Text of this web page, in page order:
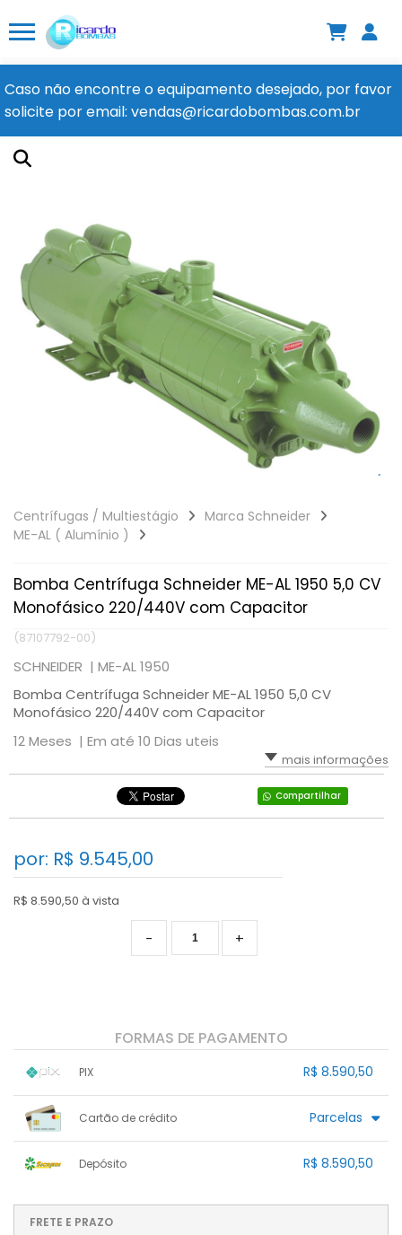
Caso não encontre o equipamento desejado, por favor
solicite por email: vendas@ricardobombas.com.br
Centrífugas / Multiestágio
Marca Schneider
ME-AL ( Alumínio )
Bomba Centrífuga Schneider ME-AL 1950 5,0 CV
Monofásico 220/440V com Capacitor
(87107792-00)
SCHNEIDER | ME-AL 1950
Bomba Centrífuga Schneider ME-AL 1950 5,0 CV
Monofásico 220/440V com Capacitor
12 Meses | Em até 10 Dias uteis
mais informações
Compartilhar
por: R$ 9.545,00
R$ 8.590,50 à vista
+
-
FORMAS DE PAGAMENTO
PIX R$ 8.590,50
.
Cartão de crédito Parcelas
....
Depósito R$ 8.590,50
...
...
FRETE E PRAZO